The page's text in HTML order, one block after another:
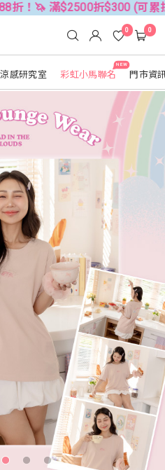
折$300 (可累折）
涼感研究室
NEW
彩虹小馬聯名 門市資
0 0